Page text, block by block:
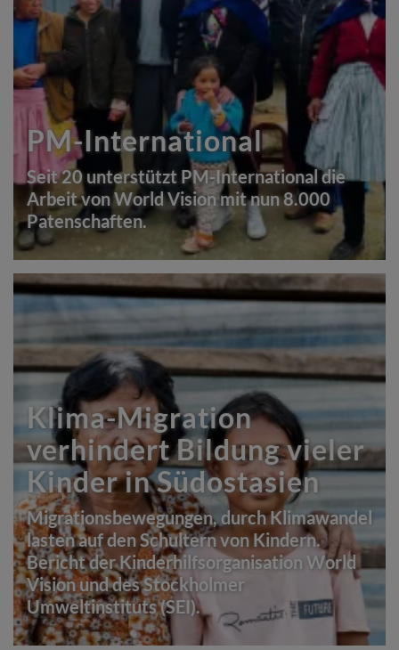
PM-International
Seit 20 unterstützt PM-International die
Arbeit von World Vision mit nun 8.000
Patenschaften.
Klima-Migration
verhindert Bildung vieler
Kinder in Südostasien
Migrationsbewegungen, durch Klimawandel
lasten auf den Schultern von Kindern.
Bericht der Kinderhilfsorganisation World
Vision und des Stockholmer
Umweltinstituts (SEI).